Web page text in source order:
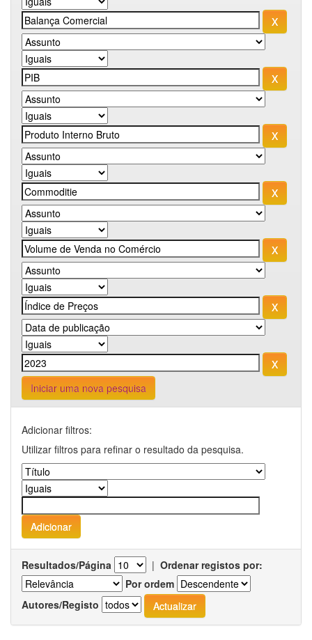
Iniciar uma nova pesquisa
Adicionar filtros:
Utilizar filtros para refinar o resultado da pesquisa.
Resultados/Página | Ordenar registos por:
Por ordem
Autores/Registo